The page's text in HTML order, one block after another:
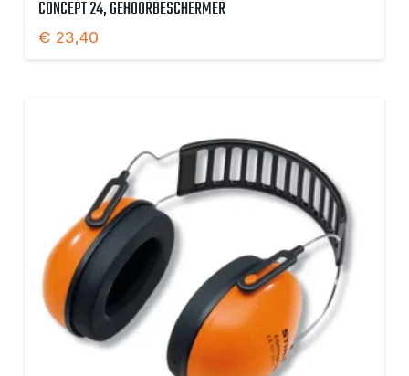
CONCEPT 24, GEHOORBESCHERMER
€ 23,40